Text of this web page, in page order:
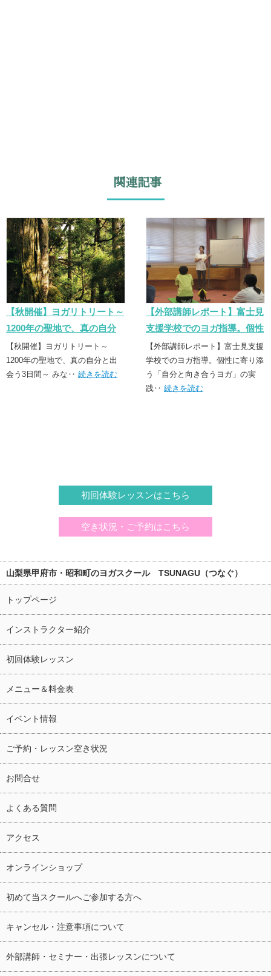
関連記事
【秋開催】ヨガリトリート～
1200年の聖地で、真の自分
と出会う3日間～
【秋開催】ヨガリトリート～
1200年の聖地で、真の自分と出
会う3日間～ みな‥ 続きを読む
【外部講師レポート】富士見
支援学校でのヨガ指導。個性
に寄り添う「誠実なヨガ」の
実践
【外部講師レポート】富士見支援
学校でのヨガ指導。個性に寄り添
う「自分と向き合うヨガ」の実
践‥続きを読む
初回体験レッスンはこちら
空き状況・ご予約はこちら
山梨県甲府市・昭和町のヨガスクール TSUNAGU（つなぐ）
トップページ
インストラクター紹介
初回体験レッスン
メニュー＆料金表
イベント情報
ご予約・レッスン空き状況
お問合せ
よくある質問
アクセス
オンラインショップ
初めて当スクールへご参加する方へ
キャンセル・注意事項について
外部講師・セミナー・出張レッスンについて